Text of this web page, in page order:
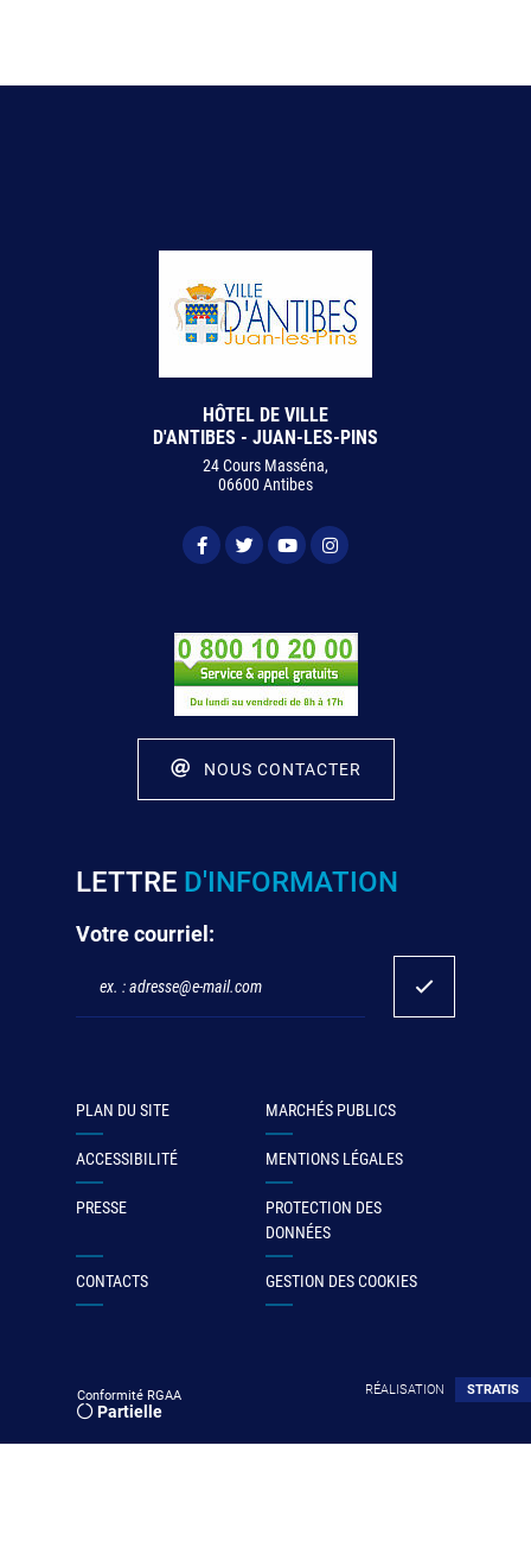
HÔTEL DE VILLE
D'ANTIBES - JUAN-LES-PINS
24 Cours Masséna,
06600 Antibes
NOUS CONTACTER
LETTRE D'INFORMATION
Votre courriel:
PLAN DU SITE MARCHÉS PUBLICS
ACCESSIBILITÉ MENTIONS LÉGALES
PRESSE
PROTECTION DES
DONNÉES
CONTACTS GESTION DES COOKIES
Conformité RGAA
Partielle
RÉALISATION STRATIS